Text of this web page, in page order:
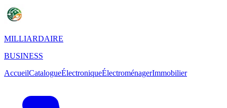
MILLIARDAIRE
BUSINESS
AccueilCatalogueÉlectroniqueÉlectroménagerImmobilier